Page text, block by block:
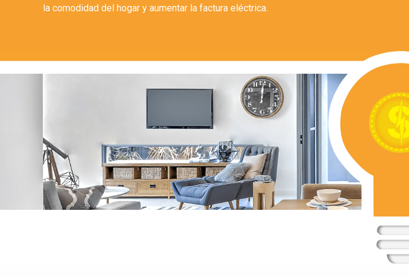
la comodidad del hogar y aumentar la factura eléctrica.